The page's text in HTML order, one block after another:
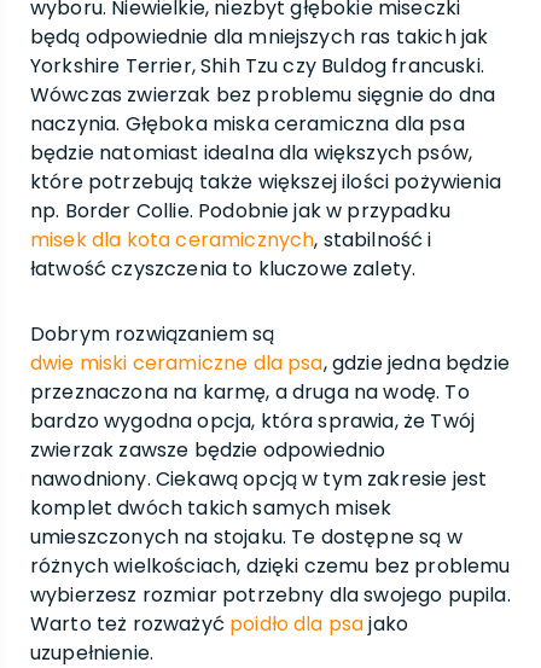
wyboru. Niewielkie, niezbyt głębokie miseczki
będą odpowiednie dla mniejszych ras takich jak
Yorkshire Terrier, Shih Tzu czy Buldog francuski.
Wówczas zwierzak bez problemu sięgnie do dna
naczynia. Głęboka miska ceramiczna dla psa
będzie natomiast idealna dla większych psów,
które potrzebują także większej ilości pożywienia
np. Border Collie. Podobnie jak w przypadku
misek dla kota ceramicznych, stabilność i
łatwość czyszczenia to kluczowe zalety.
Dobrym rozwiązaniem są
dwie miski ceramiczne dla psa, gdzie jedna będzie
przeznaczona na karmę, a druga na wodę. To
bardzo wygodna opcja, która sprawia, że Twój
zwierzak zawsze będzie odpowiednio
nawodniony. Ciekawą opcją w tym zakresie jest
komplet dwóch takich samych misek
umieszczonych na stojaku. Te dostępne są w
różnych wielkościach, dzięki czemu bez problemu
wybierzesz rozmiar potrzebny dla swojego pupila.
Warto też rozważyć poidło dla psajako
uzupełnienie.